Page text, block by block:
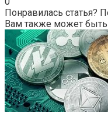
Понравилась статья?
Вам также может быть